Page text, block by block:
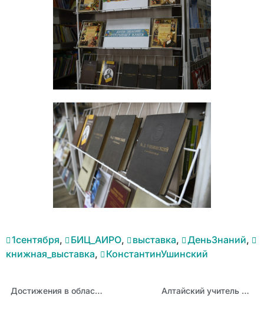
1сентября, БИЦ_АИРО, выставка, ДеньЗнаний,
книжная_выставка, КонстантинУшинский
Достижения в области биоразлагаемых полимеров – тема онлайн-семинара для педагогов естественных наук Алтайский учитель математики стал победителем всероссийского конкурса на лучшую практику преподавания статистики